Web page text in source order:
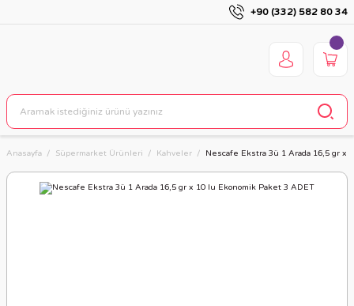
+90 (332) 582 80 34
Anasayfa Süpermarket Ürünleri Kahveler Nescafe Ekstra 3ü 1 Arada 16,5 gr x